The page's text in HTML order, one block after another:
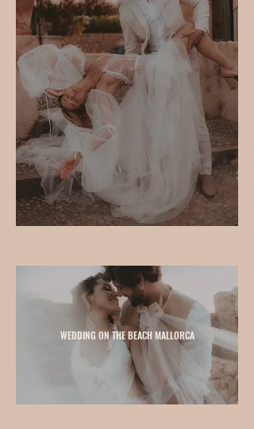
WEDDING ON THE BEACH MALLORCA